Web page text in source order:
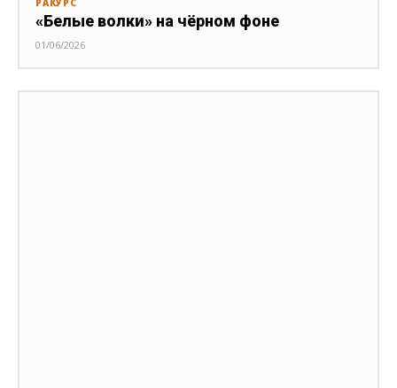
РАКУРС
«Белые волки» на чёрном фоне
01/06/2026